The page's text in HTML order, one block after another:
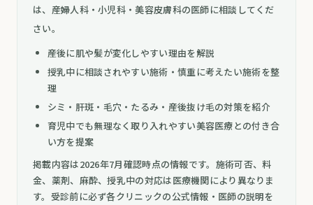
は、産婦人科・小児科・美容皮膚科の医師に相談してくだ
さい。
産後に肌や髪が変化しやすい理由を解説
授乳中に相談されやすい施術・慎重に考えたい施術を整
理
シミ・肝斑・毛穴・たるみ・産後抜け毛の対策を紹介
育児中でも無理なく取り入れやすい美容医療との付き合
い方を提案
掲載内容は2026年7月確認時点の情報です。施術可否、料
金、薬剤、麻酔、授乳中の対応は医療機関により異なりま
す。受診前に必ず各クリニックの公式情報・医師の説明を